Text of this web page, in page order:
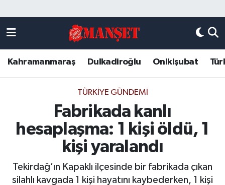
Kahramanmaraş Dulkadiroğlu Onikişubat
TÜRKIYE GÜNDEMI
Fabrikada kanlı
hesaplaşma: 1 kişi öldü, 1
kişi yaralandı
Tekirdağ’ın Kapaklı ilçesinde bir fabrikada çıkan
silahlı kavgada 1 kişi hayatını kaybederken, 1 kişi
DULKADİROĞLU
KAHRAMANMARAŞ
ONİKİŞUBAT
ÖZEL HABER
Künye
Kahramanmaraş Nöbetçi Eczaneler
Kahramanmaraş Hava Durumu
Kahramanmaraş Trafik Yoğunluk Haritası
Süper Lig Puan Durumu ve Fikstür
Tüm Manşetler
Son Dakika Haberleri